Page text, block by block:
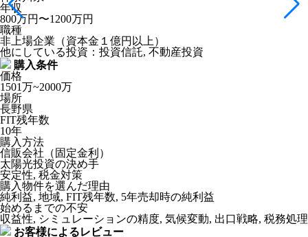
年収
800万円〜1200万円
職種
非上場企業（資本金１億円以上）
他にしている投資：投資信託, 不動産投資
購入条件
価格
1501万~2000万
場所
長野県
FIT残年数
10年
購入方法
信販会社（固定金利）
太陽光投資の決め手
安定性, 税金対策
購入物件を選んだ理由
純利益, 地域, FIT残年数, 5年売却時の純利益
始めるまでの不安
収益性, シミュレーションの精度, 気候変動, 出口戦略, 税務処理
お客様によるレビュー